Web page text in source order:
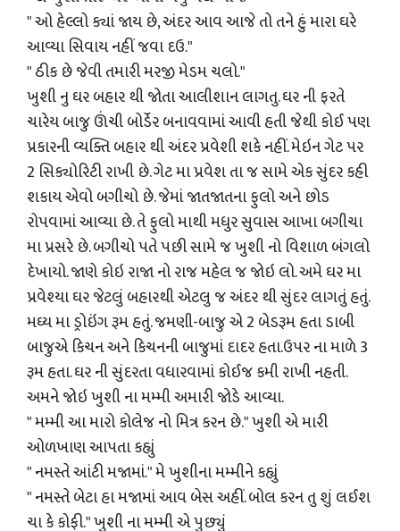
" ઓ હેલ્લો ક્યાં જાય છે, અંદર આવ આજે તો તને હું મારા ઘરે
આવ્યા સિવાય નહીં જવા દઉ."
" ઠીક છે જેવી તમારી મરજી મેડમ ચલો."
ખુશી નુ ઘર બહાર થી જોતા આલીશાન લાગતુ. ઘર ની ફરતે
ચારેય બાજુ ઊંચી બોર્ડેર બનાવવામાં આવી હતી જેથી કોઈ પણ
પ્રકારની વ્યક્તિ બહાર થી અંદર પ્રવેશી શકે નહીં. મેઇન ગેટ પર
2 સિક્યોરિટી રાખી છે. ગેટ મા પ્રવેશ તા જ સામે એક સુંદર કહી
શકાય એવો બગીચો છે. જેમાં જાતજાતના ફુલો અને છોડ
રોપવામાં આવ્યા છે. તે ફુલો માથી મધુર સુવાસ આખા બગીચા
મા પ્રસરે છે. બગીચો પતે પછી સામે જ ખુશી નો વિશાળ બંગલો
દેખાયો. જાણે કોઇ રાજા નો રાજ મહેલ જ જોઇ લો. અમે ઘર મા
પ્રવેશ્યા ઘર જેટલું બહારથી એટલુ જ અંદર થી સુંદર લાગતું હતું.
મઘ્ય મા ડ્રોઇંગ રૂમ હતું. જમણી-બાજુ એ 2 બેડરૂમ હતા ડાબી
બાજુએ કિચન અને કિચનની બાજુમાં દાદર હતા.ઉપર ના માળે 3
રૂમ હતા. ઘર ની સુંદરતા વધારવામાં કોઈજ કમી રાખી નહતી.
અમને જોઇ ખુશી ના મમ્મી અમારી જોડે આવ્યા.
" મમ્મી આ મારો કોલેજ નો મિત્ર કરન છે." ખુશી એ મારી
ઓળખાણ આપતા કહ્યું
" નમસ્તે આંટી મજામાં." મે ખુશીના મમ્મીને કહ્યું
" નમસ્તે બેટા હા મજામાં આવ બેસ અહીં. બોલ કરન તુ શું લઈશ
ચા કે કોફી." ખુશી ના મમ્મી એ પુછ્યું